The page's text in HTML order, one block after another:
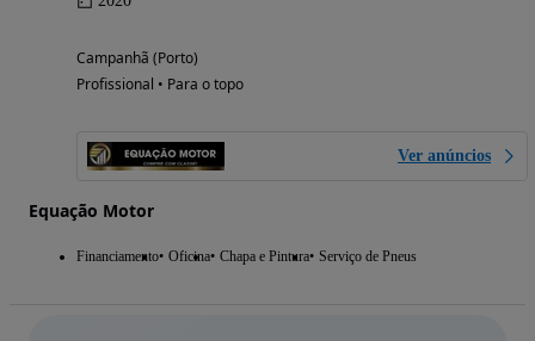
Campanhã (Porto)
Profissional • Para o topo
Ver anúncios
Equação Motor
Financiamento Oficina Chapa e Pintura Serviço de Pneus